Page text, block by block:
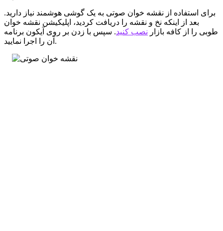
برای استفاده از نقشه خوان صوتی به یک گوشی هوشمند نیاز دارید.
بعد از اینکه نخ و نقشه را دریافت کردید، اپلیکیشن نقشه خوان
طوبی را از کافه بازار نصب کنید. سپس با زدن بر روی آیکون برنامه
آن را اجرا نمایید.